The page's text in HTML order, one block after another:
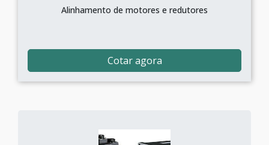
Alinhamento de motores e redutores
Cotar agora